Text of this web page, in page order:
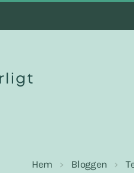
Hem Bloggen